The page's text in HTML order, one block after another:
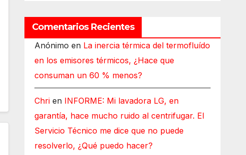
Comentarios Recientes
Anónimo en La inercia térmica del termofluído
en los emisores térmicos, ¿Hace que
consuman un 60 % menos?
Chri en INFORME: Mi lavadora LG, en
garantía, hace mucho ruido al centrifugar. El
Servicio Técnico me dice que no puede
resolverlo, ¿Qué puedo hacer?